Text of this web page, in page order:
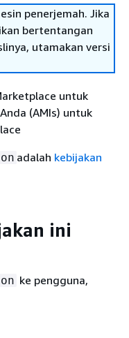
penerjemah. Jika
bertentangan
utamakan versi
untuk
(AMIs) untuk
adalah kebijakan
ini
ke pengguna,